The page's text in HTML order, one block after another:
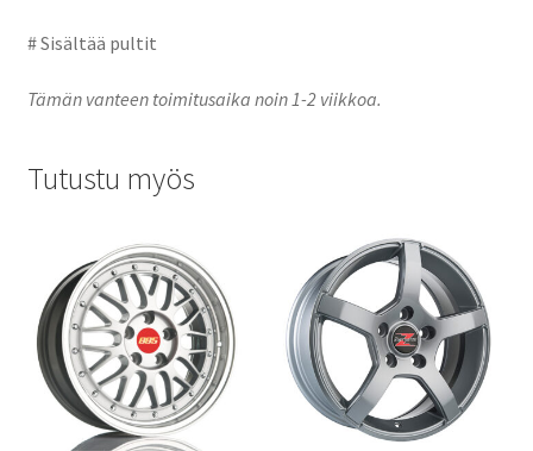
# Sisältää pultit
Tämän vanteen toimitusaika noin 1-2 viikkoa.
Tutustu myös